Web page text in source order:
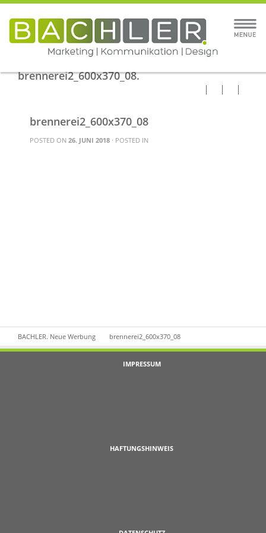
brennerei2_600x370_08.
brennerei2_600x370_08
POSTED ON26. JUNI 2018 · POSTED IN
BACHLER. Neue Werbung brennerei2_600x370_08
IMPRESSUM
HAFTUNGSHINWEIS